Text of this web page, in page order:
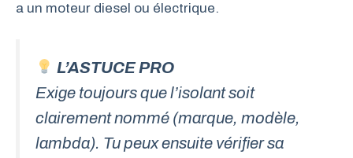
a un moteur diesel ou électrique.
L’ASTUCE PRO
Exige toujours que l’isolant soit
clairement nommé (marque, modèle,
lambda). Tu peux ensuite vérifier sa